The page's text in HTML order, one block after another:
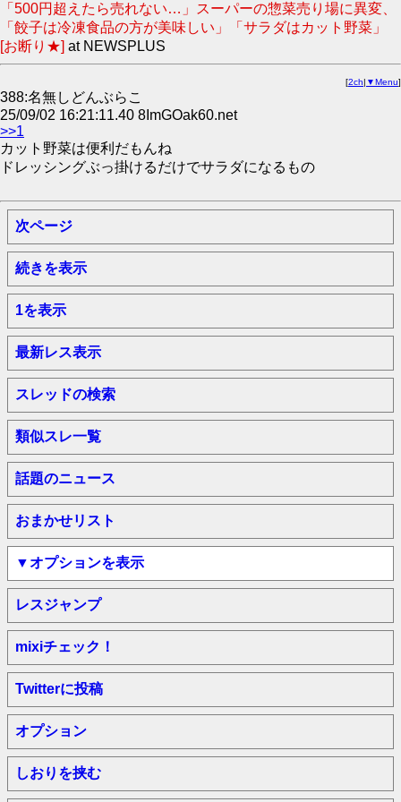
「500円超えたら売れない…」スーパーの惣菜売り場に異変、
「餃子は冷凍食品の方が美味しい」「サラダはカット野菜」
[お断り★] at NEWSPLUS
[2ch| ▼Menu]
388:名無しどんぶらこ
25/09/02 16:21:11.40 8ImGOak60.net
>>1
カット野菜は便利だもんね
ドレッシングぶっ掛けるだけでサラダになるもの
次ページ
続きを表示
1を表示
最新レス表示
スレッドの検索
類似スレ一覧
話題のニュース
おまかせリスト
▼オプションを表示
レスジャンプ
mixiチェック！
Twitterに投稿
オプション
しおりを挟む